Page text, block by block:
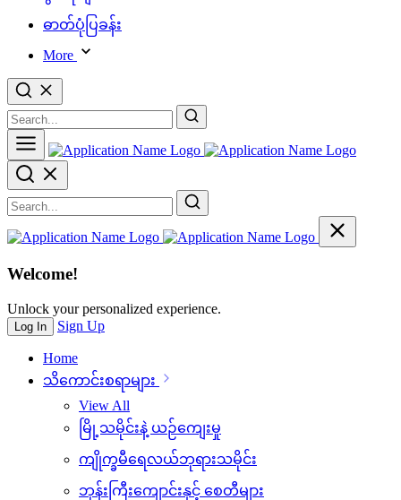
ဓာတ်ပုံပြခန်း
More
Welcome!
Unlock your personalized experience.
Log In Sign Up
Home
သိ‌ကောင်းစရာများ
View All
မြို့သမိုင်းနဲ့ ယဉ်ကျေးမှု
ကျိုက္ခမီရေလယ်ဘုရားသမိုင်း
ဘုန်းကြီးကျောင်းနှင့် စေတီများ